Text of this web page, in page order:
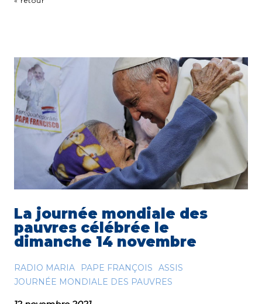
La journée mondiale des
pauvres célébrée le
dimanche 14 novembre
RADIO MARIA PAPE FRANÇOIS
ASSIS
JOURNÉE MONDIALE DES PAUVRES